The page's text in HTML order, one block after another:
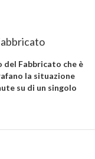
del Fabbricato che è
la situazione
su di un singolo